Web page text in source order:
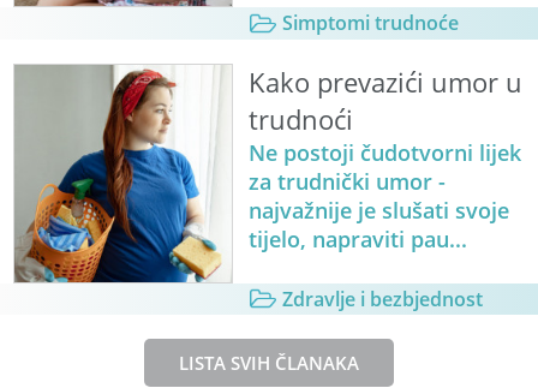
Simptomi trudnoće
Kako prevazići umor u
trudnoći
Ne postoji čudotvorni lijek
za trudnički umor -
najvažnije je slušati svoje
tijelo, napraviti pau...
Zdravlje i bezbjednost
LISTA SVIH ČLANAKA